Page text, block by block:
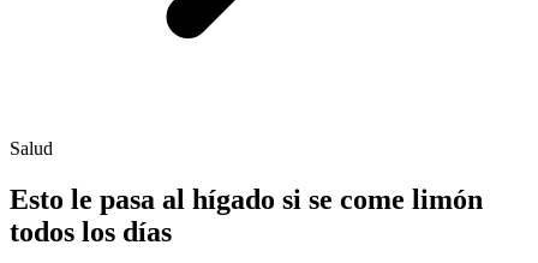
Salud
Esto le pasa al hígado si se come limón
todos los días